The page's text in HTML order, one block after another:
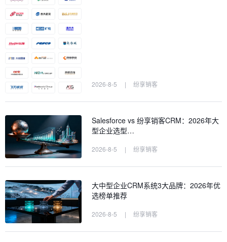
2026-8-5 | 纷享销客
Salesforce vs 纷享销客CRM：2026年大
型企业选型…
2026-8-5 | 纷享销客
大中型企业CRM系统3大品牌：2026年优
选榜单推荐
2026-8-5 | 纷享销客